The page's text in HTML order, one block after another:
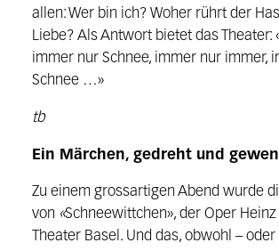
allen: Wer bin ich? Woher rührt der
Liebe? Als Antwort bietet das Theater:
immer nur Schnee, immer nur immer,
Schnee …»
tb
Ein Märchen, gedreht und
Zu einem grossartigen Abend wurde
von «Schneewittchen», der Oper
Theater Basel. Und das, obwohl –